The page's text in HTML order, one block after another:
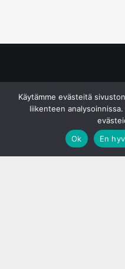
Käytämme evästeitä
liikenteen
Ok
En